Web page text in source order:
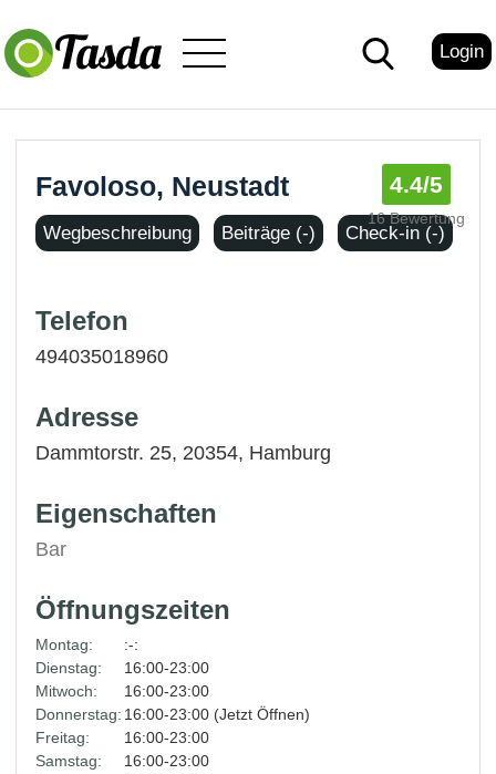
Login
Favoloso, Neustadt 4.4/5
16 Bewertung
Wegbeschreibung Beiträge (-) Check-in (-)
Telefon
494035018960
Adresse
Dammtorstr. 25, 20354, Hamburg
Eigenschaften
Bar
Öffnungszeiten
Montag:
:-:
Dienstag:
16:00-23:00
Mitwoch:
16:00-23:00
Donnerstag: 16:00-23:00 (Jetzt Öffnen)
Freitag:
16:00-23:00
Samstag:
16:00-23:00